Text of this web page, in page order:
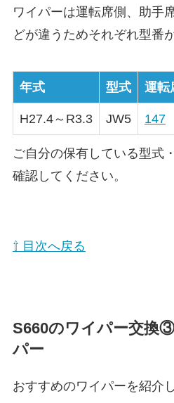
ワイパーは運転席側、助手
どが違うためそれぞれ型番
年式 型式 運転
H27.4～R3.3 JW5 147
ご自分の保有している型式
確認してください。
⇧ 目次へ戻る
S660のワイパー交換
パー
おすすめのワイパーを紹介